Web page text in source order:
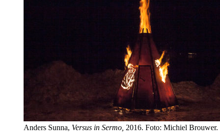
Anders Sunna, Versus in Sermo, 2016. Foto: Michiel Brouwer.